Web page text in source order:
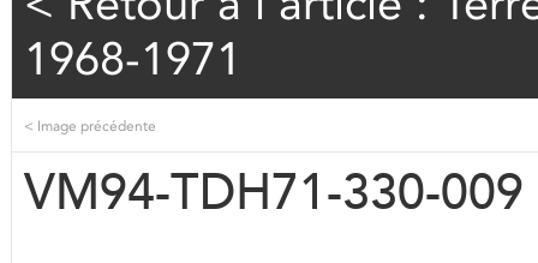
1968-1971
< Image précédente
VM94-TDH71-330-009